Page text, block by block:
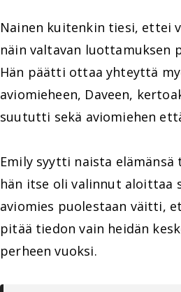
Nainen kuitenkin tiesi, ettei
näin valtavan luottamuksen
Hän päätti ottaa yhteyttä
aviomieheen, Daveen,
suututti sekä aviomiehen
Emily syytti naista elämänsä
hän itse oli valinnut aloittaa
aviomies puolestaan väitti,
pitää tiedon vain heidän
perheen vuoksi.